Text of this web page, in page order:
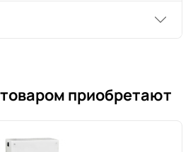
приобретают